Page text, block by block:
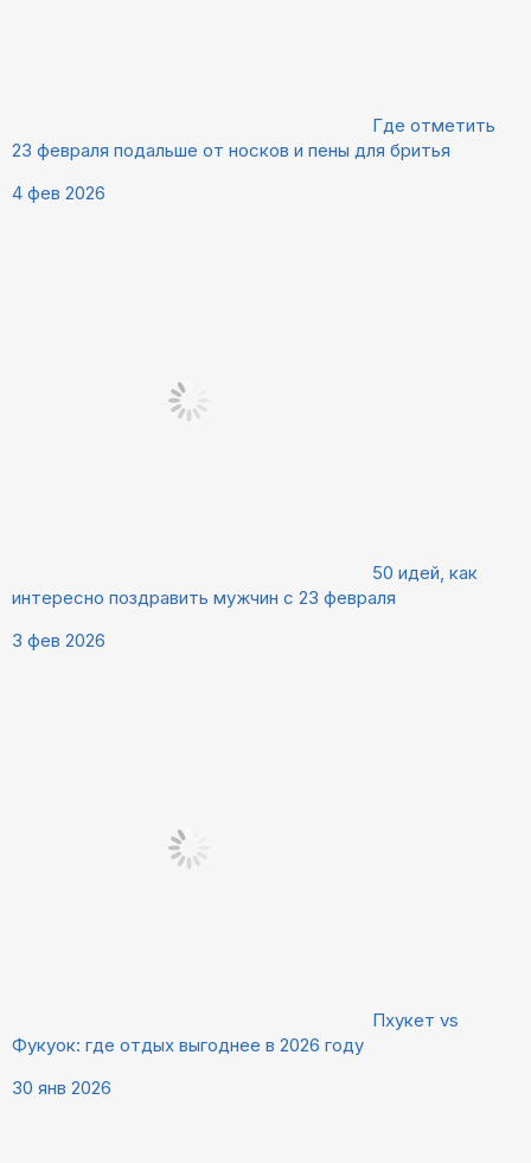
Где отметить
23 февраля подальше от носков и пены для бритья
4 фев 2026
50 идей, как
интересно поздравить мужчин с 23 февраля
3 фев 2026
Пхукет vs
Фукуок: где отдых выгоднее в 2026 году
30 янв 2026